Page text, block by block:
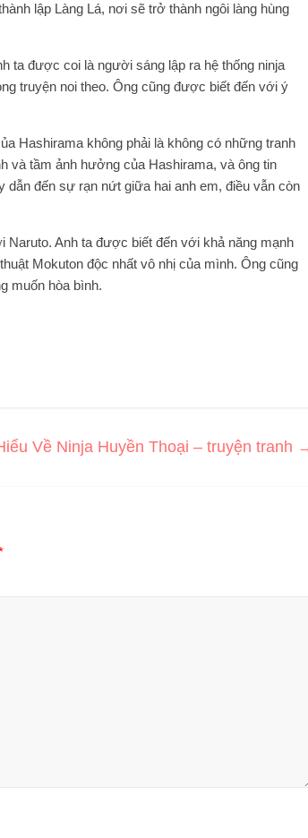
lập Làng Lá, nơi sẽ trở thành ngôi làng hùng
ta được coi là người sáng lập ra hệ thống ninja
truyện noi theo. Ông cũng được biết đến với ý
Hashirama không phải là không có những tranh
và tầm ảnh hưởng của Hashirama, và ông tin
đến sự rạn nứt giữa hai anh em, điều vẫn còn
Naruto. Anh ta được biết đến với khả năng mạnh
Mokuton độc nhất vô nhị của mình. Ông cũng
muốn hòa bình.
Về Ninja Huyền Thoại – truyện tranh